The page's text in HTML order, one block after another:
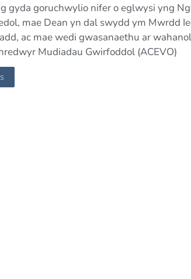
gyda goruchwylio nifer o eglwysi yng
mae Dean yn dal swydd ym Mwrdd
ac mae wedi gwasanaethu ar
Mudiadau Gwirfoddol (ACEVO)